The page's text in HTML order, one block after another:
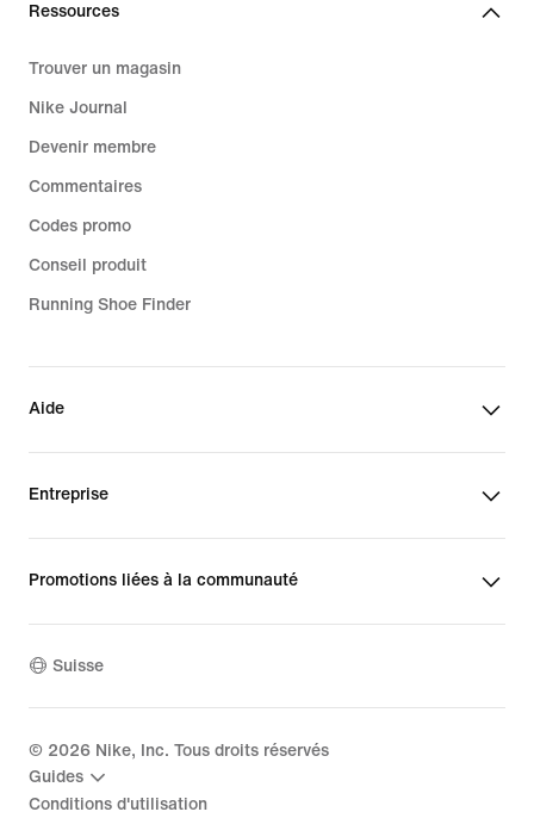
Ressources
Trouver un magasin
Nike Journal
Devenir membre
Commentaires
Codes promo
Conseil produit
Running Shoe Finder
Aide
Entreprise
Promotions liées à la communauté
Suisse
© 2026 Nike, Inc. Tous droits réservés
Guides
Conditions d'utilisation